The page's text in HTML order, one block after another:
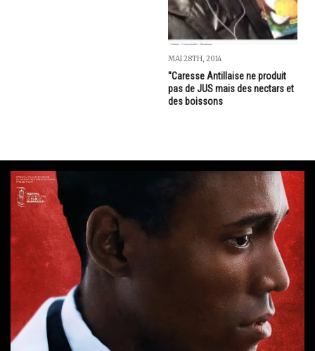
MAI 28TH, 2014
"Caresse Antillaise ne produit
pas de JUS mais des nectars et
des boissons